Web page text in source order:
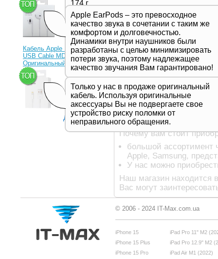
видеооператоров.
174 г
Apple EarPods – это превосходное
качество звука в сочетании с таким же
комфортом и долговечностью.
Динамики внутри наушников были
разработаны с целью минимизировать
потери звука, поэтому надлежащее
качество звучания Вам гарантировано!
1 350 грн
Кабель Apple Lightning to
USB Cable MD818ZM
Оригинальный!
Только у нас в продаже оригинальный
кабель. Используя оригинальные
аксессуары Вы не подвергаете свое
устройство риску поломки от
неправильного обращения.
Дивитись все
от сильных ударов.
Чехол-бампер подойдет,
его от глаз
кожи. Бампер
попадания влаги. Рамка
и экран остаются
Если вам нужна
рассмотреть чехол-
модели чехлов для
или натуральной кожи,
гасит любые удары
рамку внутри чехла).
Чехлы на
Почему вам стоит
большой ассортимент
Apple, Samsung,
У нас можно
Наш магазин находится
Вас могут
© 2006 - 2024 IT-Max.com.ua
iPhone 15
iPhone 15 Plus
iPhone 15 Pro
iPad Pro 11" M2
iPad Pro 12.9" M2
iPad Air M1 (2022)